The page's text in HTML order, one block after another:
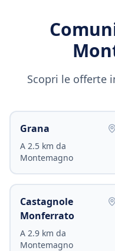
Scopri le offerte
Grana
A 2.5 km da
Montemagno
Castagnole
Monferrato
A 2.9 km da
Montemagno